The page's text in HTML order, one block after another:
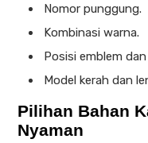
Nomor punggung.
Kombinasi warna.
Posisi emblem
Model kerah dan
Pilihan Bahan
Nyaman